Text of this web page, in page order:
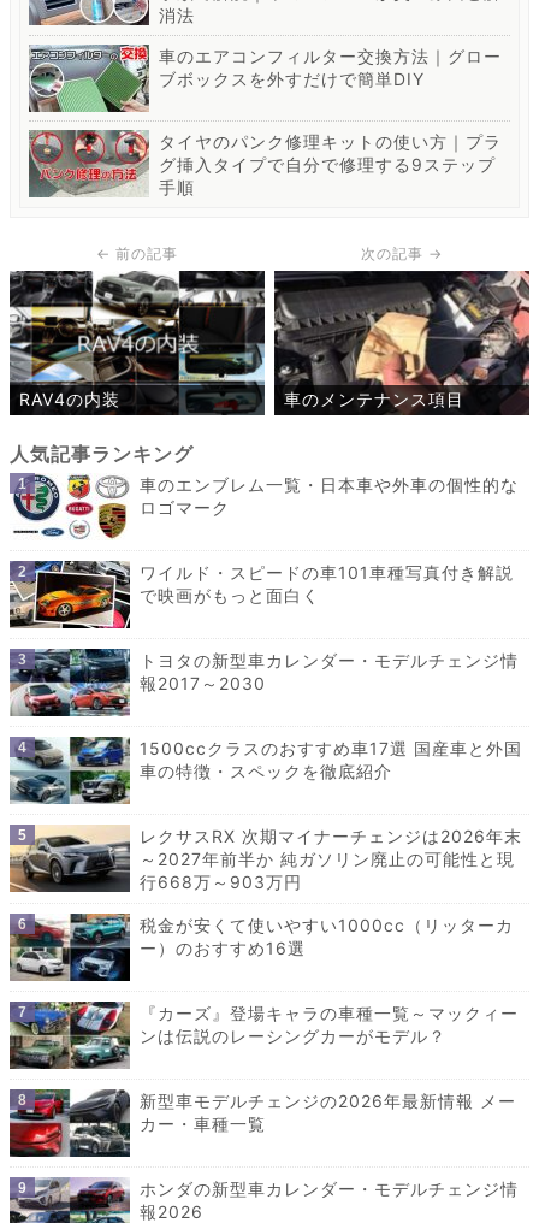
消法
車のエアコンフィルター交換方法｜グロー
ブボックスを外すだけで簡単DIY
タイヤのパンク修理キットの使い方｜プラ
グ挿入タイプで自分で修理する9ステップ
手順
RAV4の内装 車のメンテナンス項目
車のエンブレム一覧・日本車や外車の個性的な
ロゴマーク
ワイルド・スピードの車101車種写真付き解説
で映画がもっと面白く
トヨタの新型車カレンダー・モデルチェンジ情
報2017～2030
1500ccクラスのおすすめ車17選 国産車と外国
車の特徴・スペックを徹底紹介
レクサスRX 次期マイナーチェンジは2026年末
～2027年前半か 純ガソリン廃止の可能性と現
行668万～903万円
税金が安くて使いやすい1000cc（リッターカ
ー）のおすすめ16選
『カーズ』登場キャラの車種一覧～マックィー
ンは伝説のレーシングカーがモデル？
新型車モデルチェンジの2026年最新情報 メー
カー・車種一覧
ホンダの新型車カレンダー・モデルチェンジ情
報2026